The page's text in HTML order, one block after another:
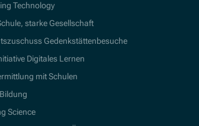
Technology
starke Gesellschaft
Gedenkstättenbesuche
Digitales Lernen
mit Schulen
Science